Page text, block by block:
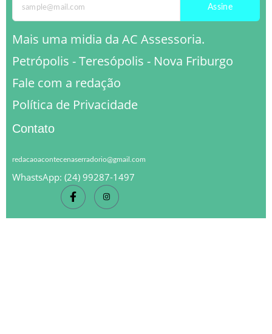
Assine
Mais uma midia da AC Assessoria.
Petrópolis - Teresópolis - Nova Friburgo
Fale com a redação
Política de Privacidade
Contato
redacaoacontecenaserradorio@gmail.com
WhastsApp: (24) 99287-1497